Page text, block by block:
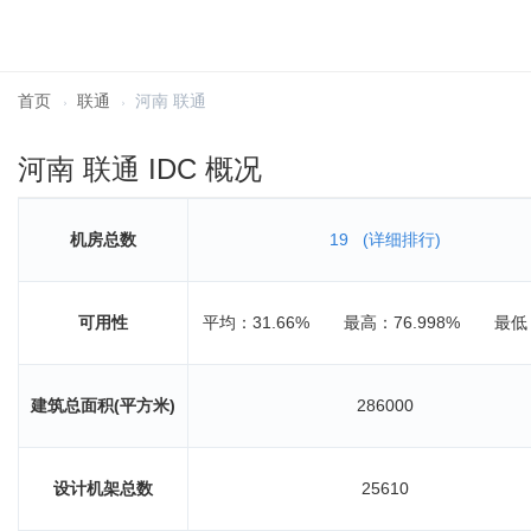
首页 联通 河南 联通
河南 联通 IDC 概况
机房总数 19 (详细排行)
可用性 平均：31.66% 最高：76.998% 最低
建筑总面积(平方米) 286000
设计机架总数 25610